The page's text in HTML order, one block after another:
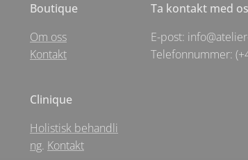
Boutique
Om oss
Kontakt
Clinique
Holistisk behandli
ng. Kontakt
Ta kontakt med
E-post:
Telefonnummer: